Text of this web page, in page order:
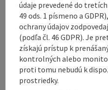
Display complete
Contact
údaje prevedené do
49 ods. 1 písmeno a
ochrany údajov
(podľa čl. 46 GDPR). Je
získajú prístup k
kontrolných alebo
proti tomu nebudú k
prostriedky.